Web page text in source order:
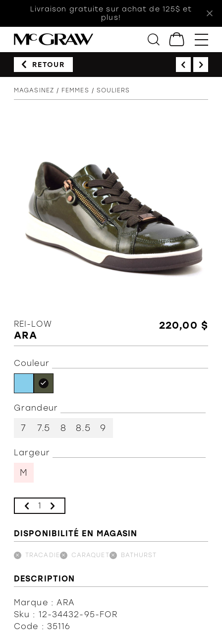
Livraison gratuite sur achat de 125$ et
plus!
Femmes
Hommes
L'équipe
RETOUR
MAGASINEZ FEMMES SOULIERS
REI-LOW
ARA
220,00 $
Couleur
Grandeur
7 7.5 8 8.5 9
Largeur
M
DISPONIBILITÉ EN MAGASIN
TRACADIE CARAQUET BATHURST
DESCRIPTION
Marque : ARA
Sku : 12-34432-95-FOR
Code : 35116